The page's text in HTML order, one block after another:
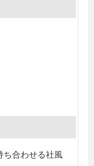
ち合わせる社風